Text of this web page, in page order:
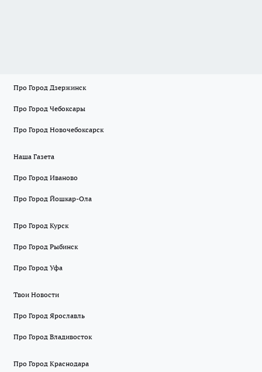
Про Город Дзержинск
Про Город Чебоксары
Про Город Новочебоксарск
Наша Газета
Про Город Иваново
Про Город Йошкар-Ола
Про Город Курск
Про Город Рыбинск
Про Город Уфа
Твои Новости
Про Город Ярославль
Про Город Владивосток
Про Город Краснодара